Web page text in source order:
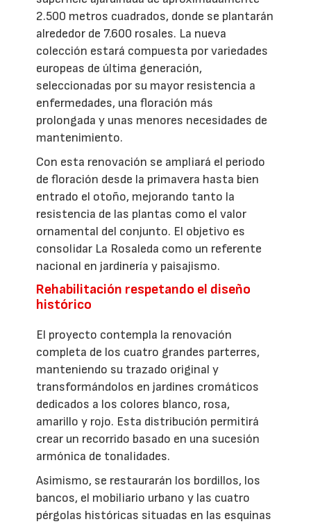
2.500 metros cuadrados, donde se plantarán
alrededor de 7.600 rosales. La nueva
colección estará compuesta por variedades
europeas de última generación,
seleccionadas por su mayor resistencia a
enfermedades, una floración más
prolongada y unas menores necesidades de
mantenimiento.
Con esta renovación se ampliará el periodo
de floración desde la primavera hasta bien
entrado el otoño, mejorando tanto la
resistencia de las plantas como el valor
ornamental del conjunto. El objetivo es
consolidar La Rosaleda como un referente
nacional en jardinería y paisajismo.
Rehabilitación respetando el diseño
histórico
El proyecto contempla la renovación
completa de los cuatro grandes parterres,
manteniendo su trazado original y
transformándolos en jardines cromáticos
dedicados a los colores blanco, rosa,
amarillo y rojo. Esta distribución permitirá
crear un recorrido basado en una sucesión
armónica de tonalidades.
Asimismo, se restaurarán los bordillos, los
bancos, el mobiliario urbano y las cuatro
pérgolas históricas situadas en las esquinas